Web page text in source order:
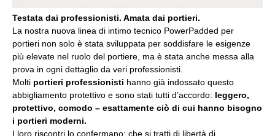
Testata dai professionisti. Amata dai portieri.
La nostra nuova linea di intimo tecnico PowerPadded per
portieri non solo è stata sviluppata per soddisfare le esigenze
più elevate nel ruolo del portiere, ma è stata anche messa alla
prova in ogni dettaglio da veri professionisti.
Molti portieri professionisti hanno già indossato questo
abbigliamento protettivo e sono stati tutti d’accordo: leggero,
protettivo, comodo – esattamente ciò di cui hanno bisogno
i portieri moderni.
I loro riscontri lo confermano: che si tratti di libertà di